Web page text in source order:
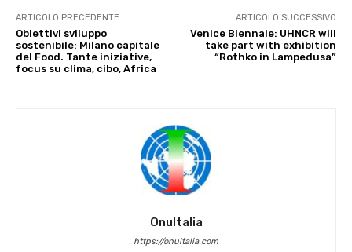
ARTICOLO PRECEDENTE
Obiettivi sviluppo
sostenibile: Milano capitale
del Food. Tante iniziative,
focus su clima, cibo, Africa
ARTICOLO SUCCESSIVO
Venice Biennale: UHNCR will
take part with exhibition
“Rothko in Lampedusa”
OnuItalia
https://onuitalia.com